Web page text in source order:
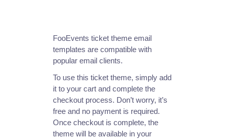
FooEvents ticket theme email
templates are compatible with
popular email clients.
To use this ticket theme, simply add
it to your cart and complete the
checkout process. Don’t worry, it’s
free and no payment is required.
Once checkout is complete, the
theme will be available in your